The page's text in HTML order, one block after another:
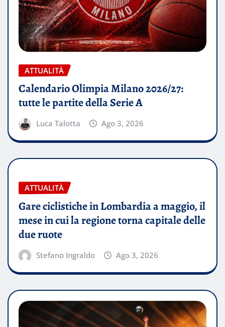
ATTUALITÀ
Calendario Olimpia Milano 2026/27:
tutte le partite della Serie A
Luca Talotta Ago 3, 2026
ATTUALITÀ
Gare ciclistiche in Lombardia a maggio, il
mese in cui la regione torna capitale delle
due ruote
Stefano Ingraldo Ago 3, 2026